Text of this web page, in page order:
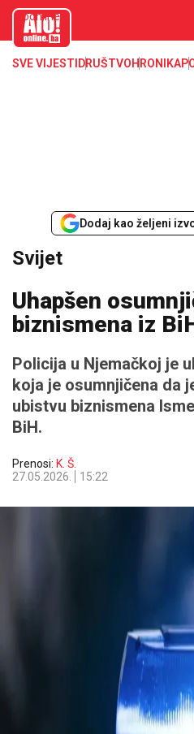
aloonline.b
SVE VIJESTI DRUŠTVOHRONIKA
Dodaj kao željeni
Svijet
Uhapšen
biznismena iz
Policija u Njemačkoj je
koja je osumnjičena da
ubistvu biznismena
BiH.
Prenosi: K. Š.
27.05.2026.
15:22